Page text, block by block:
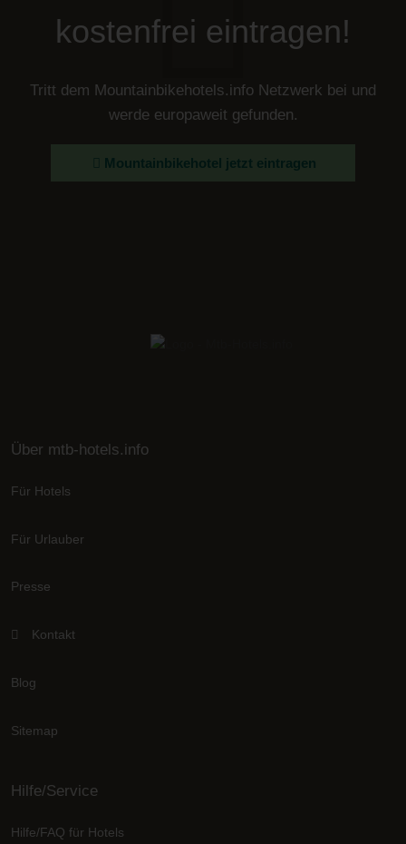
kostenfrei eintragen!
Tritt dem Mountainbikehotels.info Netzwerk bei und
werde europaweit gefunden.
Mountainbikehotel jetzt eintragen
Über mtb-hotels.info
Für Hotels
Für Urlauber
Presse
Kontakt
Blog
Sitemap
Hilfe/Service
Hilfe/FAQ für Hotels